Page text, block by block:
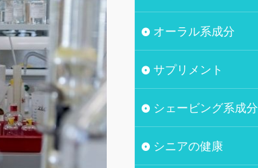
オーラル系成分
サプリメント
シェービング系成分
シニアの健康